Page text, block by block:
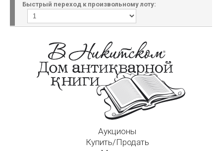
Быстрый переход к произвольному лоту:
Аукционы
Купить/Продать